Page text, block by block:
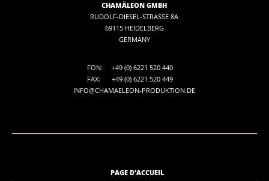
CHAMÄLEON GMBH
RUDOLF-DIESEL-STRASSE 8A
69115 HEIDELBERG
GERMANY
FON:
+49 (0) 6221 520 440
FAX:
+49 (0) 6221 520 449
INFO@CHAMAELEON-PRODUKTION.DE
PAGE D'ACCUEIL